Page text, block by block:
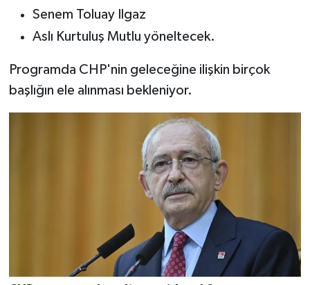
Senem Toluay Ilgaz
Aslı Kurtuluş Mutlu yöneltecek.
Programda CHP'nin geleceğine ilişkin birçok
başlığın ele alınması bekleniyor.